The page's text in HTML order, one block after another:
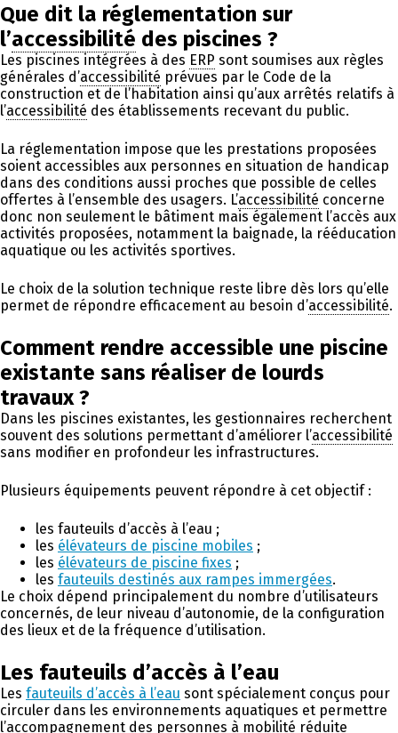
Que dit la réglementation sur
l’accessibilité des piscines ?
Les piscines intégrées à des ERP sont soumises aux règles
générales d’accessibilité prévues par le Code de la
construction et de l’habitation ainsi qu’aux arrêtés relatifs à
l’accessibilité des établissements recevant du public.
La réglementation impose que les prestations proposées
soient accessibles aux personnes en situation de handicap
dans des conditions aussi proches que possible de celles
offertes à l’ensemble des usagers. L’accessibilité concerne
donc non seulement le bâtiment mais également l’accès aux
activités proposées, notamment la baignade, la rééducation
aquatique ou les activités sportives.
Le choix de la solution technique reste libre dès lors qu’elle
permet de répondre efficacement au besoin d’accessibilité.
Comment rendre accessible une piscine
existante sans réaliser de lourds
travaux ?
Dans les piscines existantes, les gestionnaires recherchent
souvent des solutions permettant d’améliorer l’accessibilité
sans modifier en profondeur les infrastructures.
Plusieurs équipements peuvent répondre à cet objectif :
les fauteuils d’accès à l’eau ;
les élévateurs de piscine mobiles ;
les élévateurs de piscine fixes ;
les fauteuils destinés aux rampes immergées.
Le choix dépend principalement du nombre d’utilisateurs
concernés, de leur niveau d’autonomie, de la configuration
des lieux et de la fréquence d’utilisation.
Les fauteuils d’accès à l’eau
Les fauteuils d’accès à l’eau sont spécialement conçus pour
circuler dans les environnements aquatiques et permettre
l’accompagnement des personnes à mobilité réduite